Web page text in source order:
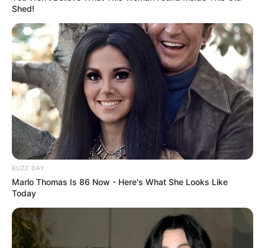
Landkarte gesucht werden.
Weitere Veranstaltungen in Blankenburg (Harz)
und Ticketverkauf:
Veranstaltungsplan für Blankenburg (Harz) mit Ticke
tverkauf
Rock, Pop, Schlager, Musical & Familie in Deutschl
and
Kinoprogramm in Blankenburg (Harz)
Auswahl von regelmäßig stattfindenden
Veranstaltungen in Sachsen-Anhalt (z.B. Volks-
Shed!
BUZZ DAY
Marlo Thomas Is 86 Now - Here's What She Looks Like
Today